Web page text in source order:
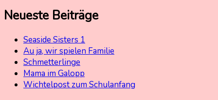
Neueste Beiträge
Seaside Sisters 1
Au ja, wir spielen Familie
Schmetterlinge
Mama im Galopp
Wichtelpost zum Schulanfang